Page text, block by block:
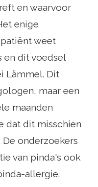
en waarvoor
enige
weet
en dit voedsel
Lämmel. Dit
maar een
maanden
dat dit misschien
onderzoekers
van pinda's ook
allergie.